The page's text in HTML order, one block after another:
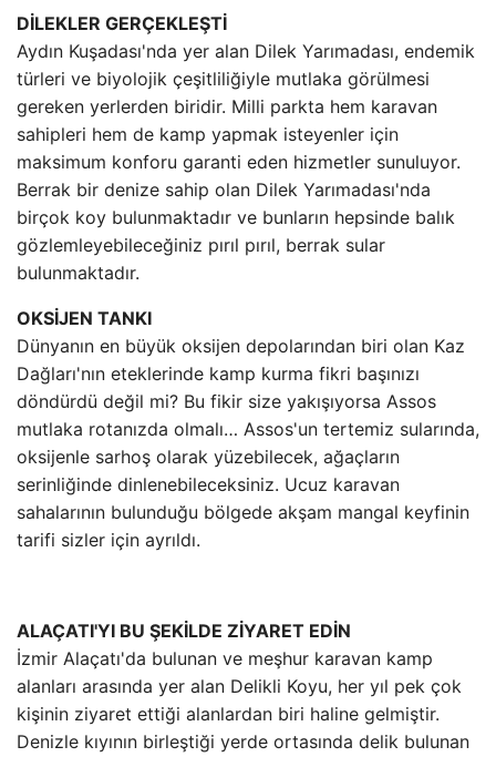
DİLEKLER GERÇEKLEŞTİ
Aydın Kuşadası'nda yer alan Dilek Yarımadası, endemik
türleri ve biyolojik çeşitliliğiyle mutlaka görülmesi
gereken yerlerden biridir. Milli parkta hem karavan
sahipleri hem de kamp yapmak isteyenler için
maksimum konforu garanti eden hizmetler sunuluyor.
Berrak bir denize sahip olan Dilek Yarımadası'nda
birçok koy bulunmaktadır ve bunların hepsinde balık
gözlemleyebileceğiniz pırıl pırıl, berrak sular
bulunmaktadır.
OKSİJEN TANKI
Dünyanın en büyük oksijen depolarından biri olan Kaz
Dağları'nın eteklerinde kamp kurma fikri başınızı
döndürdü değil mi? Bu fikir size yakışıyorsa Assos
mutlaka rotanızda olmalı… Assos'un tertemiz sularında,
oksijenle sarhoş olarak yüzebilecek, ağaçların
serinliğinde dinlenebileceksiniz. Ucuz karavan
sahalarının bulunduğu bölgede akşam mangal keyfinin
tarifi sizler için ayrıldı.
ALAÇATI'YI BU ŞEKİLDE ZİYARET EDİN
İzmir Alaçatı'da bulunan ve meşhur karavan kamp
alanları arasında yer alan Delikli Koyu, her yıl pek çok
kişinin ziyaret ettiği alanlardan biri haline gelmiştir.
Denizle kıyının birleştiği yerde ortasında delik bulunan